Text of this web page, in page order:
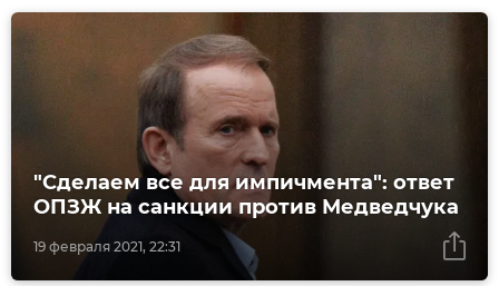
19 февраля 2021, 22:31
"Сделаем все для импичмента": ответ
ОПЗЖ на санкции против Медведчука